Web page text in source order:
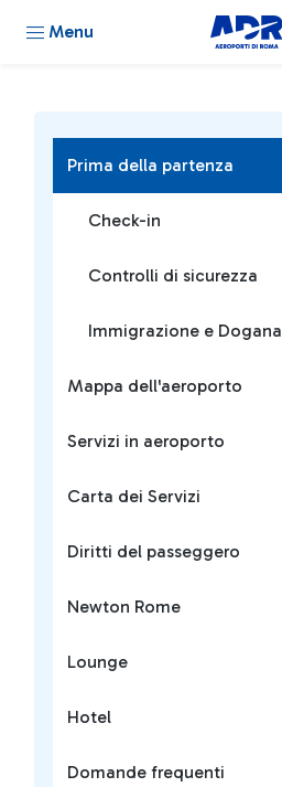
Menu
Prima della partenza
Check-in
Controlli di sicurezza
Immigrazione e Dogana
Mappa dell'aeroporto
Servizi in aeroporto
Carta dei Servizi
Diritti del passeggero
Newton Rome
Lounge
Hotel
Domande frequenti